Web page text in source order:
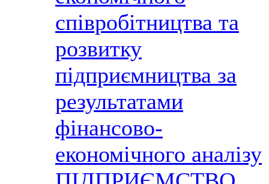
співробітництва та
розвитку
підприємництва за
результатами
фінансово-
економічного аналізу